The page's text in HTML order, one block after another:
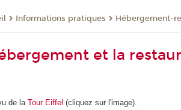
Informations pratiques Hébergement-
et la
de laTour Eiffel (cliquez sur l'image).